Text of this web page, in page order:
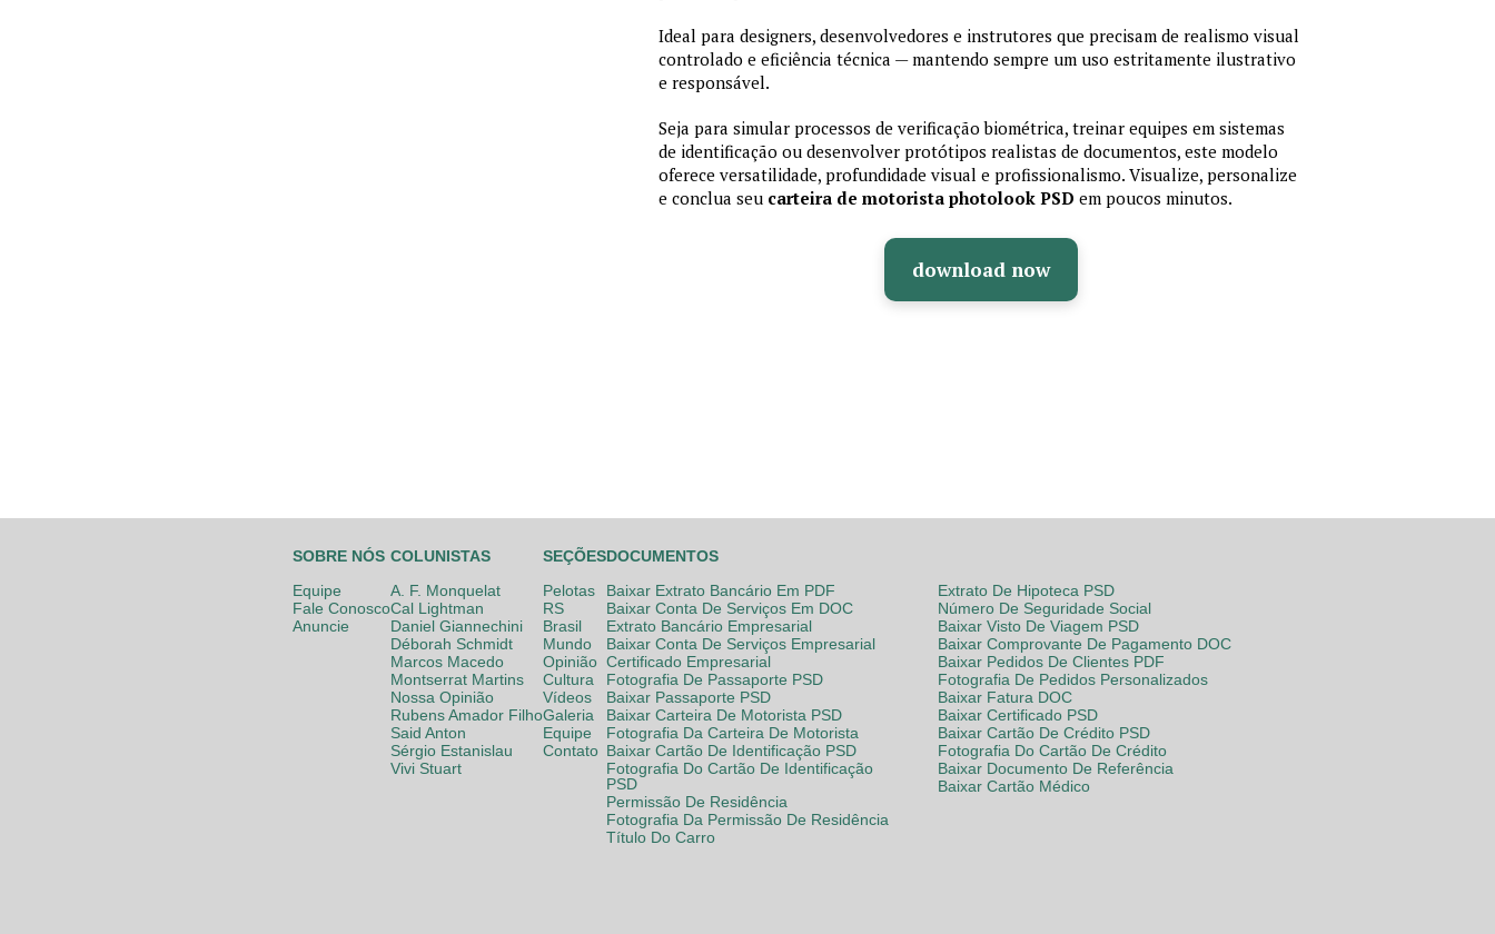
Ideal para designers, desenvolvedores e instrutores que precisam de realismo visual
controlado e eficiência técnica — mantendo sempre um uso estritamente ilustrativo
e responsável.
Seja para simular processos de verificação biométrica, treinar equipes em sistemas
de identificação ou desenvolver protótipos realistas de documentos, este modelo
oferece versatilidade, profundidade visual e profissionalismo. Visualize, personalize
e conclua seu carteira de motorista photolook PSD em poucos minutos.
download now
SOBRE NÓS
Equipe
Fale Conosco
Anuncie
COLUNISTAS
A. F. Monquelat
Cal Lightman
Daniel Giannechini
Déborah Schmidt
Marcos Macedo
Montserrat Martins
Nossa Opinião
Rubens Amador Filho
Said Anton
Sérgio Estanislau
Vivi Stuart
SEÇÕES
Pelotas
RS
Brasil
Mundo
Opinião
Cultura
Vídeos
Galeria
Equipe
Contato
DOCUMENTOS
Baixar Extrato Bancário Em PDF
Baixar Conta De Serviços Em DOC
Extrato Bancário Empresarial
Baixar Conta De Serviços Empresarial
Certificado Empresarial
Fotografia De Passaporte PSD
Baixar Passaporte PSD
Baixar Carteira De Motorista PSD
Fotografia Da Carteira De Motorista
Baixar Cartão De Identificação PSD
Fotografia Do Cartão De Identificação
PSD
Permissão De Residência
Fotografia Da Permissão De Residência
Título Do Carro
Extrato De Hipoteca PSD
Número De Seguridade Social
Baixar Visto De Viagem PSD
Baixar Comprovante De Pagamento DOC
Baixar Pedidos De Clientes PDF
Fotografia De Pedidos Personalizados
Baixar Fatura DOC
Baixar Certificado PSD
Baixar Cartão De Crédito PSD
Fotografia Do Cartão De Crédito
Baixar Documento De Referência
Baixar Cartão Médico